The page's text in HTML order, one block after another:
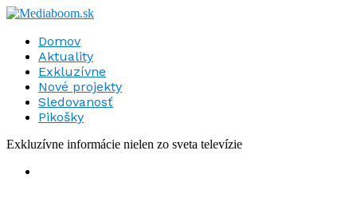
Domov
Aktuality
Exkluzívne
Nové projekty
Sledovanosť
Pikošky
Exkluzívne informácie nielen zo sveta televízie